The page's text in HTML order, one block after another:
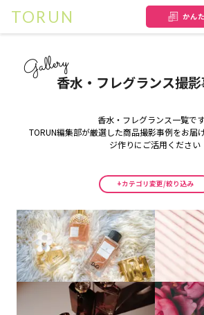
TORUN かん
Gallery香水・フレグランス撮
香水・フレグランス一覧です
TORUN編集部が厳選した商品撮影事例をお届
ジ作りにご活用ください
+カテゴリ変更/絞り込み